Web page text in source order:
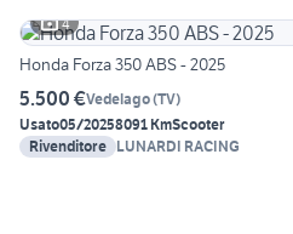
4
Honda Forza 350 ABS - 2025
5.500 €Vedelago(TV)
Usato05/20258091 KmScooter
Rivenditore LUNARDI RACING